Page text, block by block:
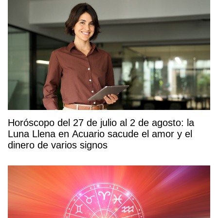
Horóscopo del 27 de julio al 2 de agosto: la
Luna Llena en Acuario sacude el amor y el
dinero de varios signos